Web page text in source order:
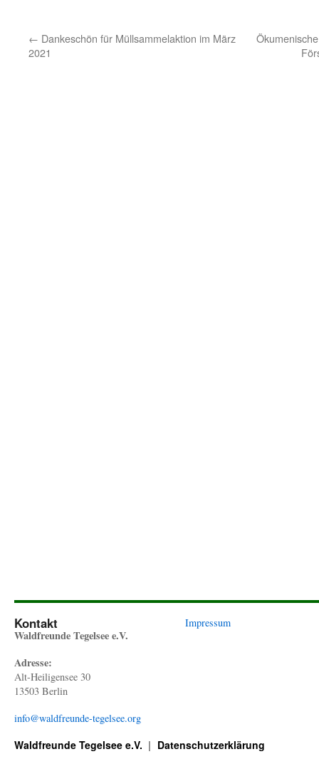
← Dankeschön für Müllsammelaktion im März
2021
Kontakt
Waldfreunde Tegelsee e.V.
Adresse:
Alt-Heiligensee 30
13503 Berlin
info@waldfreunde-tegelsee.org
Impressum
Waldfreunde Tegelsee e.V. Datenschutzerklärung